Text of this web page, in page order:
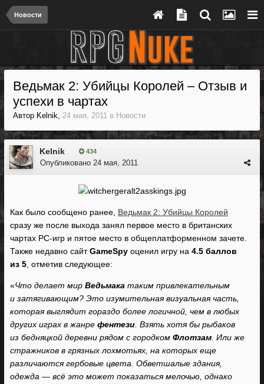
Новости
Ведьмак 2: Убийцы Королей – Отзыв и
успехи в чартах
Автор Kelnik, 24 мая, 2011 в Новости
Kelnik 434
Опубликовано 24 мая, 2011
Как было сообщено ранее, Ведьмак 2: Убийцы Королей
сразу же после выхода занял первое место в британских
чартах PC-игр и пятое место в общеплатформенном зачете.
Также недавно сайтGameSpy оценил игру на 4.5 баллов
из 5, отметив следующее:
«Что делает мир Ведьмака таким привлекательным
и затягивающим? Это изумительная визуальная часть,
которая выглядит гораздо более логичной, чем в любых
других играх в жанре фентези. Взять хотя бы рыбаков
из бедняцкой деревни рядом с городком Флотзам. Или же
стражников в грязных лохмотьях, на которых еще
различаются гербовые цвета. Обветшалые здания,
одежда — всё это может показаться мелочью, однако